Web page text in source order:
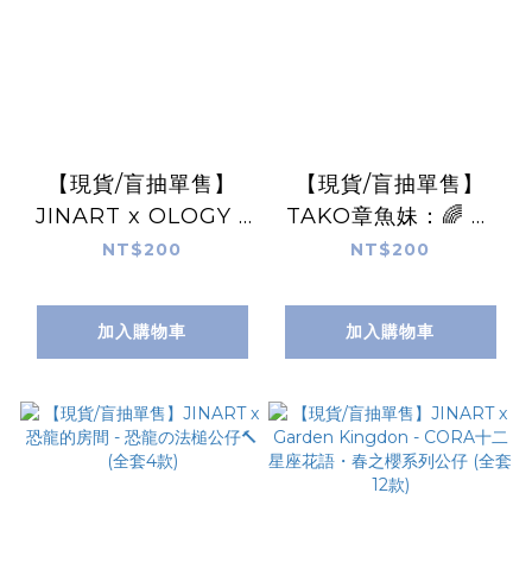
【現貨/盲抽單售】
JINART x OLOGY -
奧樂雞的職場人生公仔
NT$200
加入購物車
【現貨/盲抽單售】
TAKO章魚妹：🌈 飛
天小女警 ver.🌈 (全套
NT$200
加入購物車